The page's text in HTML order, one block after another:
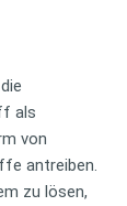
als
von
antreiben.
zu lösen,